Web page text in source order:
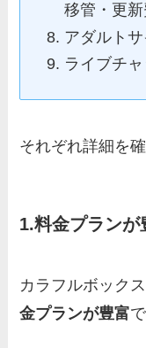
移管・更
アダルト
ライブチ
それぞれ詳細を
1.料金プランが
カラフルボック
金プランが豊富